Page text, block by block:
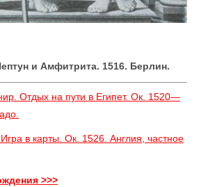
и Амфитрита. 1516. Берлин.
Отдых на пути в Египет. Ок. 1520—
в карты. Ок. 1526. Англия, частное
>>>